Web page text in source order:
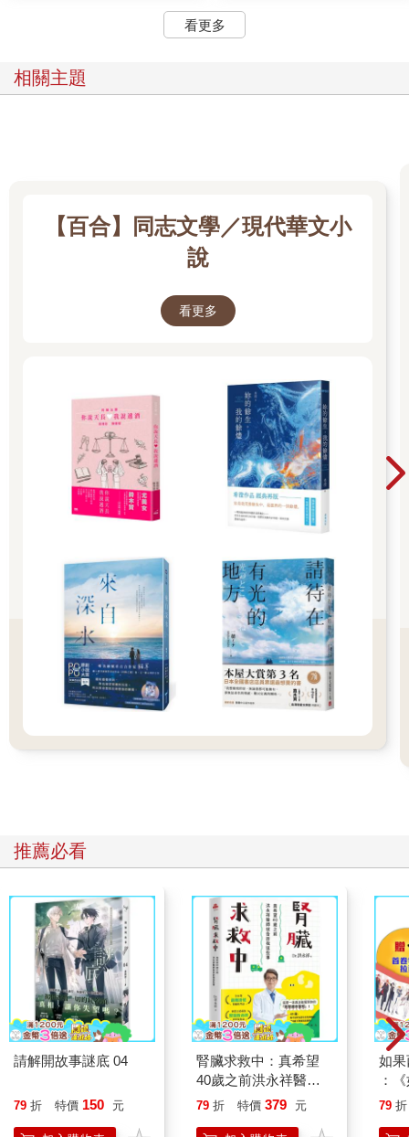
看更多
相關主題
【百合】同志文學／現代華文小
說
看更多
推薦必看
請解開故事謎底 04
79 折 特價 150 元
腎臟求救中：真希望
40歲之前洪永祥醫師
就告訴我這些事
79 折 特價 379 元
如
：
喵
79 折